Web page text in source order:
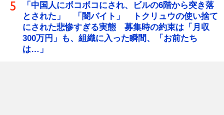
「中国人にボコボコにされ、ビルの6階から突き落
とされた」 「闇バイト」 トクリュウの使い捨て
にされた悲惨すぎる実態 募集時の約束は「月収
300万円」も、組織に入った瞬間、「お前たち
は…」